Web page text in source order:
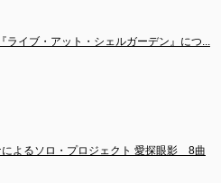
ライブ・アット・シェルガーデン』につ...
によるソロ・プロジェクト 愛探眼影　8曲